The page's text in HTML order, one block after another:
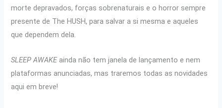
morte depravados, forças sobrenaturais e o horror sempre
presente de The HUSH, para salvar a si mesma e aqueles
que dependem dela.
SLEEP AWAKEainda não tem janela de lançamento e nem
plataformas anunciadas, mas traremos todas as novidades
aqui em breve!